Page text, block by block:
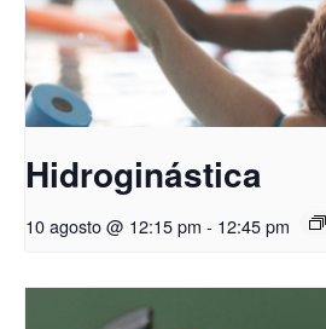
Hidroginástica
10 agosto @ 12:15 pm - 12:45 pm